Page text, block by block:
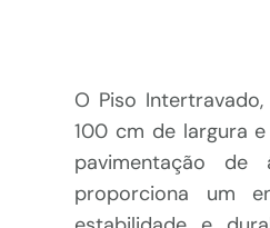
O Piso
100 cm de largura
pavimentação de
proporciona um